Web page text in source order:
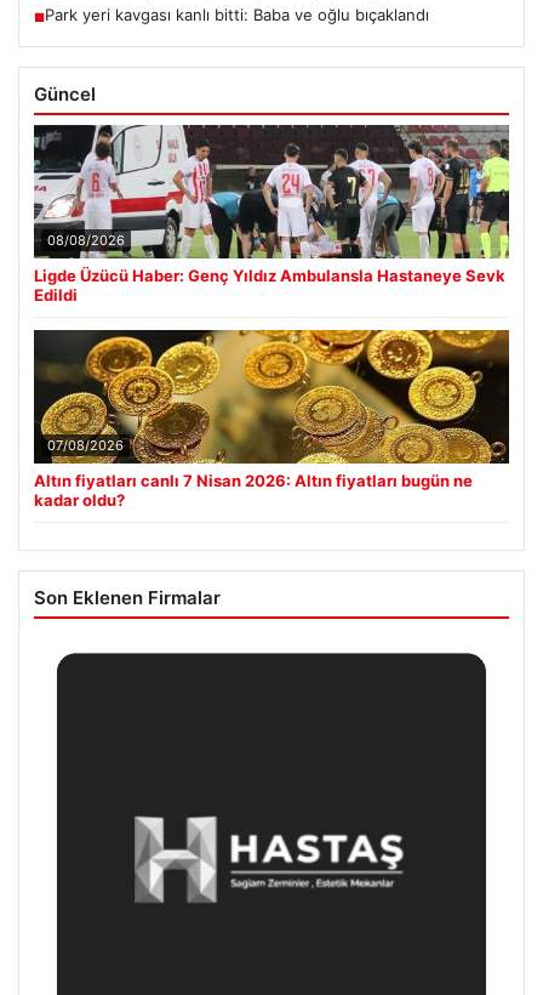
■Park yeri kavgası kanlı bitti: Baba ve oğlu bıçaklandı
Güncel
08/08/2026
Ligde Üzücü Haber: Genç Yıldız Ambulansla Hastaneye Sevk
Edildi
07/08/2026
Altın fiyatları canlı 7 Nisan 2026: Altın fiyatları bugün ne
kadar oldu?
Son Eklenen Firmalar